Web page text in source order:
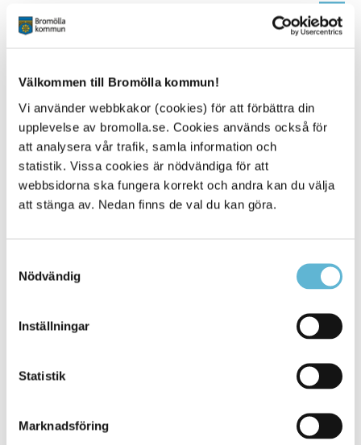
Välkommen till Bromölla kommun!
Vi använder webbkakor (cookies) för att förbättra din
upplevelse av bromolla.se. Cookies används också för
att analysera vår trafik, samla information och
statistik. Vissa cookies är nödvändiga för att
webbsidorna ska fungera korrekt och andra kan du välja
att stänga av. Nedan finns de val du kan göra.
Nödvändig
Inställningar
Statistik
Marknadsföring
901
Alla platser
KONTAKT
Besöksadress
Postadress
Box 18, 295 21 Bromölla